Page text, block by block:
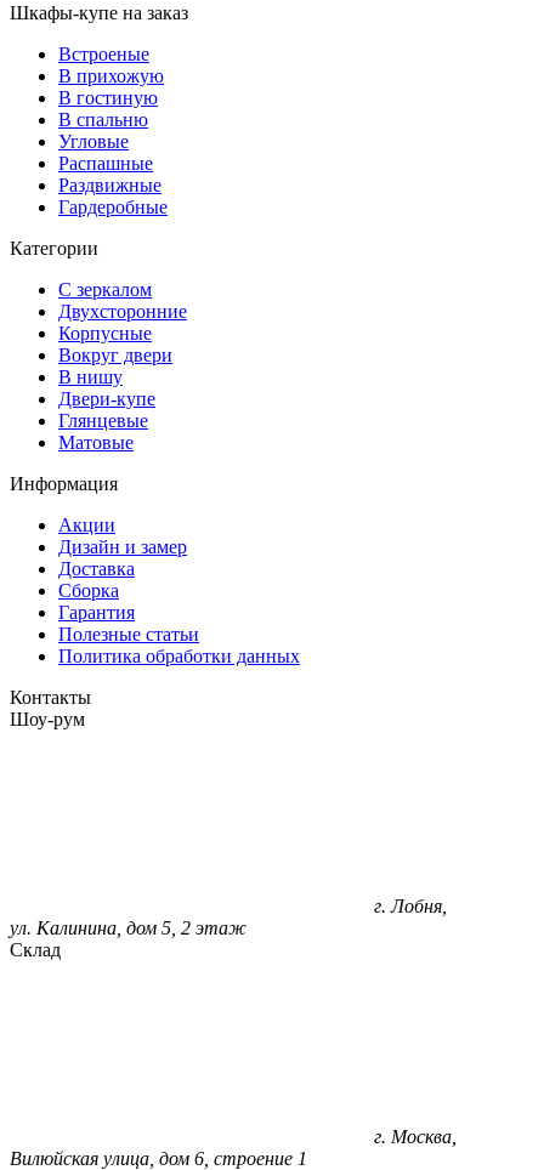
Шкафы-купе на заказ
Встроеные
В прихожую
В гостиную
В спальню
Угловые
Распашные
Раздвижные
Гардеробные
Категории
С зеркалом
Двухсторонние
Корпусные
Вокруг двери
В нишу
Двери-купе
Глянцевые
Матовые
Информация
Акции
Дизайн и замер
Доставка
Сборка
Гарантия
Полезные статьи
Политика обработки данных
Контакты
Шоу-рум
г. Лобня,
ул. Калинина, дом 5, 2 этаж
Склад
г. Москва,
Вилюйская улица, дом 6, строение 1